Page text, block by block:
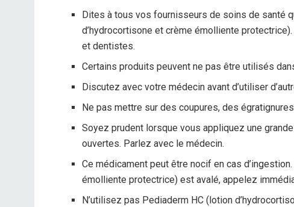
Dites à tous vos fournisseurs de soins de santé
d’hydrocortisone et crème émolliente
et dentistes.
Certains produits peuvent ne pas être utilisés
Discutez avec votre médecin avant d’utiliser
Ne pas mettre sur des coupures, des
Soyez prudent lorsque vous appliquez une
ouvertes. Parlez avec le médecin.
Ce médicament peut être nocif en cas
émolliente protectrice) est avalé, appelez
N’utilisez pas Pediaderm HC (lotion